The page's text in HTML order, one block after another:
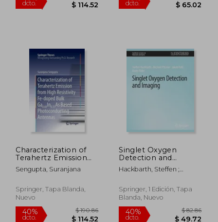
40%
dcto. $ 65.02 dcto.
Characterization of
Terahertz Emission
from High Resistivity
Fe-Doped Bulk
Photoconducting
Antennas (en Inglés)
Sengupta, Suranjana
Springer, Tapa Blanda,
Nuevo
Singlet Oxygen
Detection and
Imaging (en Inglés)
Hackbarth, Steffen ;
Jakob
Springer, 1 Edición, Tapa
Blanda, Nuevo